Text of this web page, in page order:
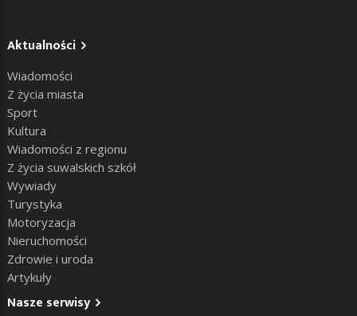
Aktualności
Wiadomości
Z życia miasta
Sport
Kultura
Wiadomości z regionu
Z życia suwalskich szkół
Wywiady
Turystyka
Motoryzacja
Nieruchomości
Zdrowie i uroda
Artykuły
Nasze serwisy